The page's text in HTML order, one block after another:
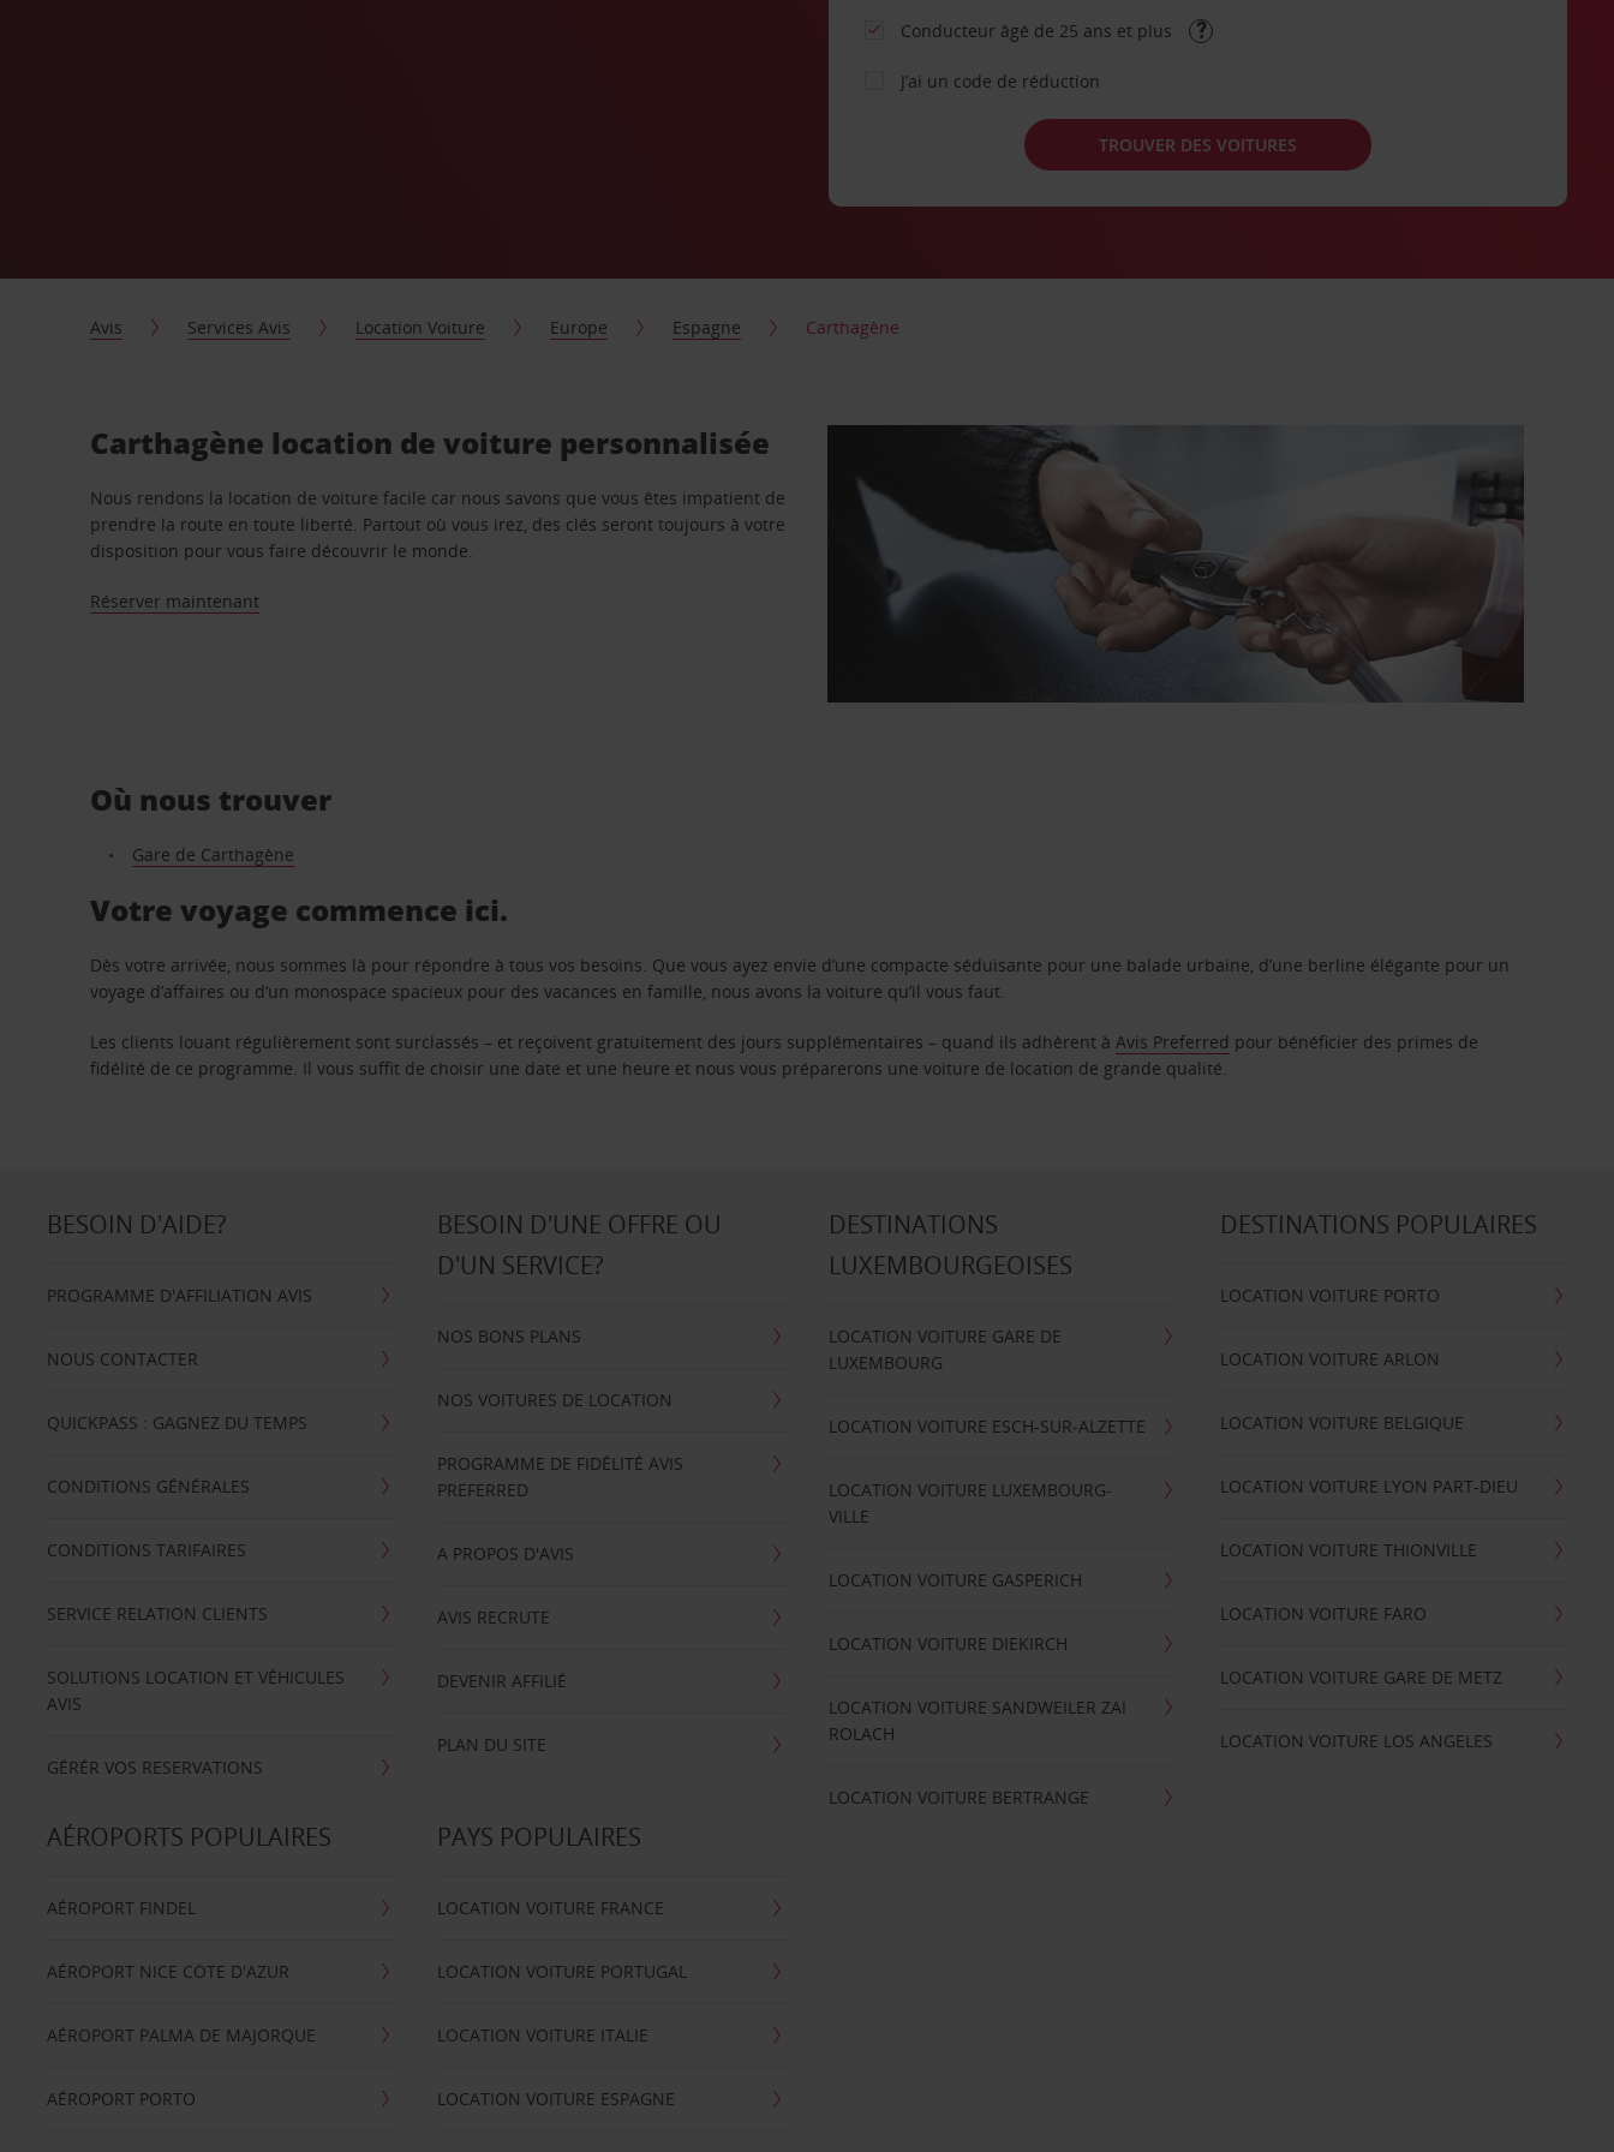
Conducteur âgé de 25 ans et plus
J’ai un code de réduction
TROUVER DES VOITURES
Avis Services Avis Location Voiture Europe Espagne Carthagène
Carthagène location de voiture personnalisée
Nous rendons la location de voiture facile car nous savons que vous êtes impatient de
prendre la route en toute liberté. Partout où vous irez, des clés seront toujours à votre
disposition pour vous faire découvrir le monde.
Réserver maintenant
Où nous trouver
Gare de Carthagène
Votre voyage commence ici.
Dès votre arrivée, nous sommes là pour répondre à tous vos besoins. Que vous ayez envie d’une compacte séduisante pour une balade urbaine, d’une berline élégante pour un
voyage d’affaires ou d’un monospace spacieux pour des vacances en famille, nous avons la voiture qu’il vous faut.
Les clients louant régulièrement sont surclassés – et reçoivent gratuitement des jours supplémentaires – quand ils adhèrent àAvis Preferred pour bénéficier des primes de
fidélité de ce programme. Il vous suffit de choisir une date et une heure et nous vous préparerons une voiture de location de grande qualité.
BESOIN D'AIDE?
PROGRAMME D'AFFILIATION AVIS
NOUS CONTACTER
QUICKPASS : GAGNEZ DU TEMPS
CONDITIONS GÉNÉRALES
CONDITIONS TARIFAIRES
SERVICE RELATION CLIENTS
SOLUTIONS LOCATION ET VÉHICULES
AVIS
GÉRÉR VOS RESERVATIONS
BESOIN D'UNE OFFRE OU
D'UN SERVICE?
NOS BONS PLANS
NOS VOITURES DE LOCATION
PROGRAMME DE FIDÉLITÉ AVIS
PREFERRED
A PROPOS D'AVIS
AVIS RECRUTE
DEVENIR AFFILIÉ
PLAN DU SITE
DESTINATIONS
LUXEMBOURGEOISES
LOCATION VOITURE GARE DE
LUXEMBOURG
LOCATION VOITURE ESCH-SUR-ALZETTE
LOCATION VOITURE LUXEMBOURG-
VILLE
LOCATION VOITURE GASPERICH
LOCATION VOITURE DIEKIRCH
LOCATION VOITURE SANDWEILER ZAI
ROLACH
LOCATION VOITURE BERTRANGE
DESTINATIONS POPULAIRES
LOCATION VOITURE PORTO
LOCATION VOITURE ARLON
LOCATION VOITURE BELGIQUE
LOCATION VOITURE LYON PART-DIEU
LOCATION VOITURE THIONVILLE
LOCATION VOITURE FARO
LOCATION VOITURE GARE DE METZ
LOCATION VOITURE LOS ANGELES
AÉROPORTS POPULAIRES
AÉROPORT FINDEL
AÉROPORT NICE CÖTE D'AZUR
AÉROPORT PALMA DE MAJORQUE
AÉROPORT PORTO
PAYS POPULAIRES
LOCATION VOITURE FRANCE
LOCATION VOITURE PORTUGAL
LOCATION VOITURE ITALIE
LOCATION VOITURE ESPAGNE